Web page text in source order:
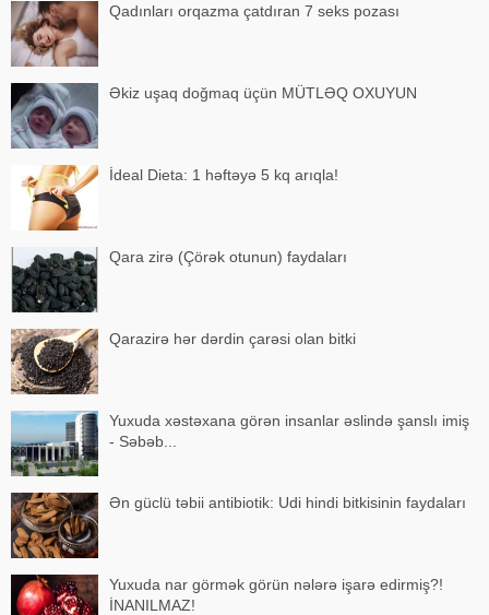
Qadınları orqazma çatdıran 7 seks pozası
Əkiz uşaq doğmaq üçün MÜTLƏQ OXUYUN
İdeal Dieta: 1 həftəyə 5 kq arıqla!
Qara zirə (Çörək otunun) faydaları
Qarazirə hər dərdin çarəsi olan bitki
Yuxuda xəstəxana görən insanlar əslində şanslı imiş
- Səbəb...
Ən güclü təbii antibiotik: Udi hindi bitkisinin faydaları
Yuxuda nar görmək görün nələrə işarə edirmiş?!
İNANILMAZ!